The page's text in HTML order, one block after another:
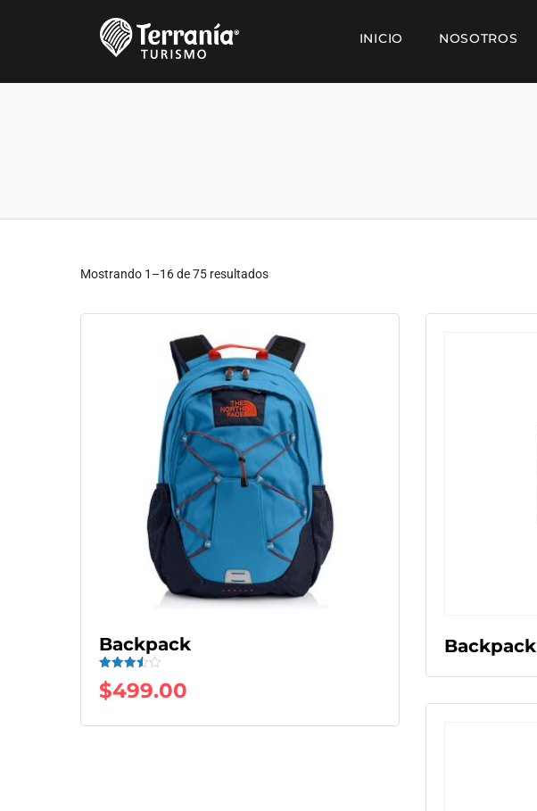
INICIO NOSOTROS
Mostrando 1–16 de 75 resultados
Backpack
Valorad
o con
3.50
$499.00
Backpack